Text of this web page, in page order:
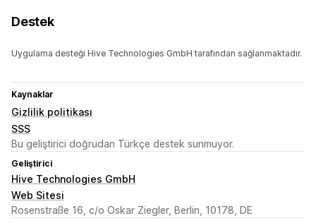
Destek
Uygulama desteği Hive Technologies GmbH tarafından sağlanmaktadır.
Kaynaklar
Gizlilik politikası
SSS
Bu geliştirici doğrudan Türkçe destek sunmuyor.
Geliştirici
Hive Technologies GmbH
Web Sitesi
Rosenstraße 16, c/o Oskar Ziegler, Berlin, 10178, DE